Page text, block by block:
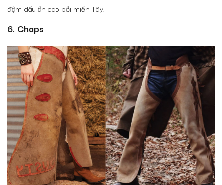
đậm dấu ấn cao bồi miền Tây.
6. Chaps